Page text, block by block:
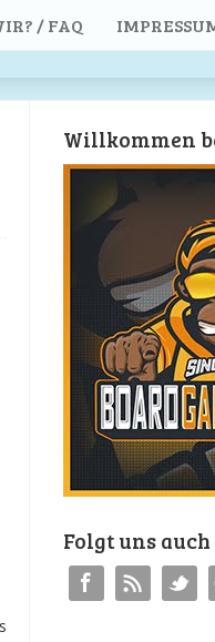
/ FAQ
Willkommen
Folgt uns auch